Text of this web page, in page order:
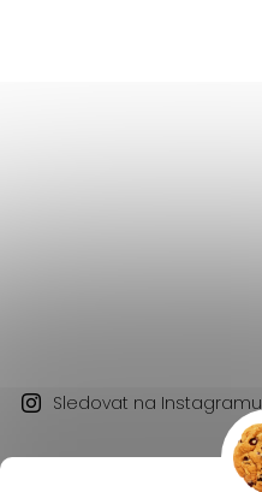
Sledovat na Instagramu